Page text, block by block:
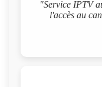
"Service IPTV
l'accès au